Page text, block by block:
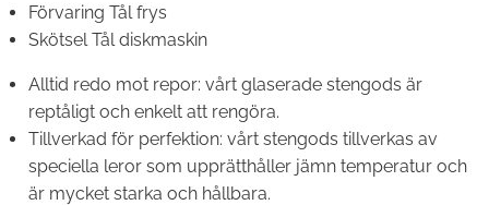
Förvaring Tål frys
Skötsel Tål diskmaskin
Alltid redo mot repor: vårt glaserade stengods är
reptåligt och enkelt att rengöra.
Tillverkad för perfektion: vårt stengods tillverkas av
speciella leror som upprätthåller jämn temperatur och
är mycket starka och hållbara.